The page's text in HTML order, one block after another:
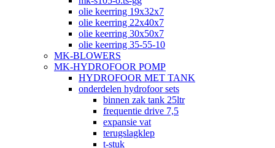
olie keerring 19x32x7
olie keerring 22x40x7
olie keerring 30x50x7
olie keerring 35-55-10
MK-BLOWERS
MK-HYDROFOOR POMP
HYDROFOOR MET TANK
onderdelen hydrofoor sets
binnen zak tank 25ltr
frequentie drive 7,5
expansie vat
terugslagklep
t-stuk